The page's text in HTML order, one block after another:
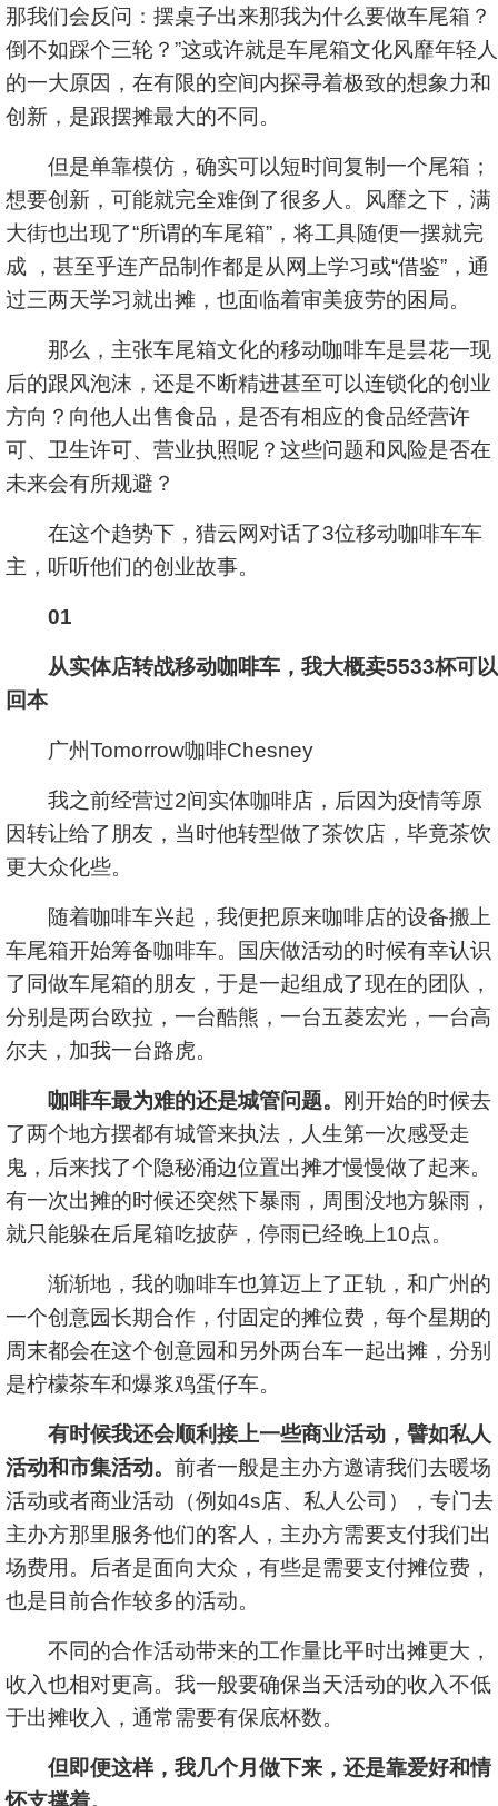
那我们会反问：摆桌子出来那我为什么要做车尾箱？
倒不如踩个三轮？”这或许就是车尾箱文化风靡年轻人
的一大原因，在有限的空间内探寻着极致的想象力和
创新，是跟摆摊最大的不同。
但是单靠模仿，确实可以短时间复制一个尾箱；
想要创新，可能就完全难倒了很多人。风靡之下，满
大街也出现了“所谓的车尾箱”，将工具随便一摆就完
成 ，甚至乎连产品制作都是从网上学习或“借鉴”，通
过三两天学习就出摊，也面临着审美疲劳的困局。
那么，主张车尾箱文化的移动咖啡车是昙花一现
后的跟风泡沫，还是不断精进甚至可以连锁化的创业
方向？向他人出售食品，是否有相应的食品经营许
可、卫生许可、营业执照呢？这些问题和风险是否在
未来会有所规避？
在这个趋势下，猎云网对话了3位移动咖啡车车
主，听听他们的创业故事。
01
从实体店转战移动咖啡车，我大概卖5533杯可以
回本
广州Tomorrow咖啡Chesney
我之前经营过2间实体咖啡店，后因为疫情等原
因转让给了朋友，当时他转型做了茶饮店，毕竟茶饮
更大众化些。
随着咖啡车兴起，我便把原来咖啡店的设备搬上
车尾箱开始筹备咖啡车。国庆做活动的时候有幸认识
了同做车尾箱的朋友，于是一起组成了现在的团队，
分别是两台欧拉，一台酷熊，一台五菱宏光，一台高
尔夫，加我一台路虎。
咖啡车最为难的还是城管问题。
刚开始的时候去
了两个地方摆都有城管来执法，人生第一次感受走
鬼，后来找了个隐秘涌边位置出摊才慢慢做了起来。
有一次出摊的时候还突然下暴雨，周围没地方躲雨，
就只能躲在后尾箱吃披萨，停雨已经晚上10点。
渐渐地，我的咖啡车也算迈上了正轨，和广州的
一个创意园长期合作，付固定的摊位费，每个星期的
周末都会在这个创意园和另外两台车一起出摊，分别
是柠檬茶车和爆浆鸡蛋仔车。
有时候我还会顺利接上一些商业活动，譬如私人
活动和市集活动。 前者一般是主办方邀请我们去暖场
活动或者商业活动（例如4s店、私人公司），专门去
主办方那里服务他们的客人，主办方需要支付我们出
场费用。后者是面向大众，有些是需要支付摊位费，
也是目前合作较多的活动。
不同的合作活动带来的工作量比平时出摊更大，
收入也相对更高。我一般要确保当天活动的收入不低
于出摊收入，通常需要有保底杯数。
但即便这样，我几个月做下来，还是靠爱好和情
怀支撑着。